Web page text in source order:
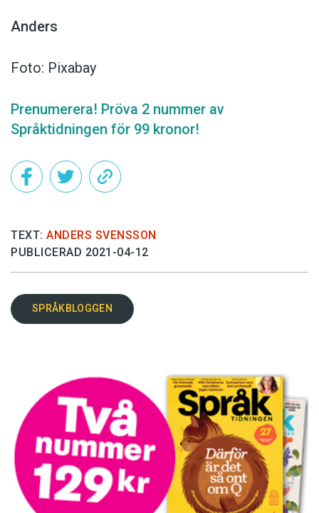
Anders
Foto: Pixabay
Prenumerera! Pröva 2 nummer av
Språktidningen för 99 kronor!
TEXT: ANDERS SVENSSON
PUBLICERAD 2021-04-12
SPRÅKBLOGGEN